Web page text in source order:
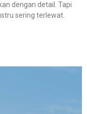
dengan detail. Tapi
sering terlewat.